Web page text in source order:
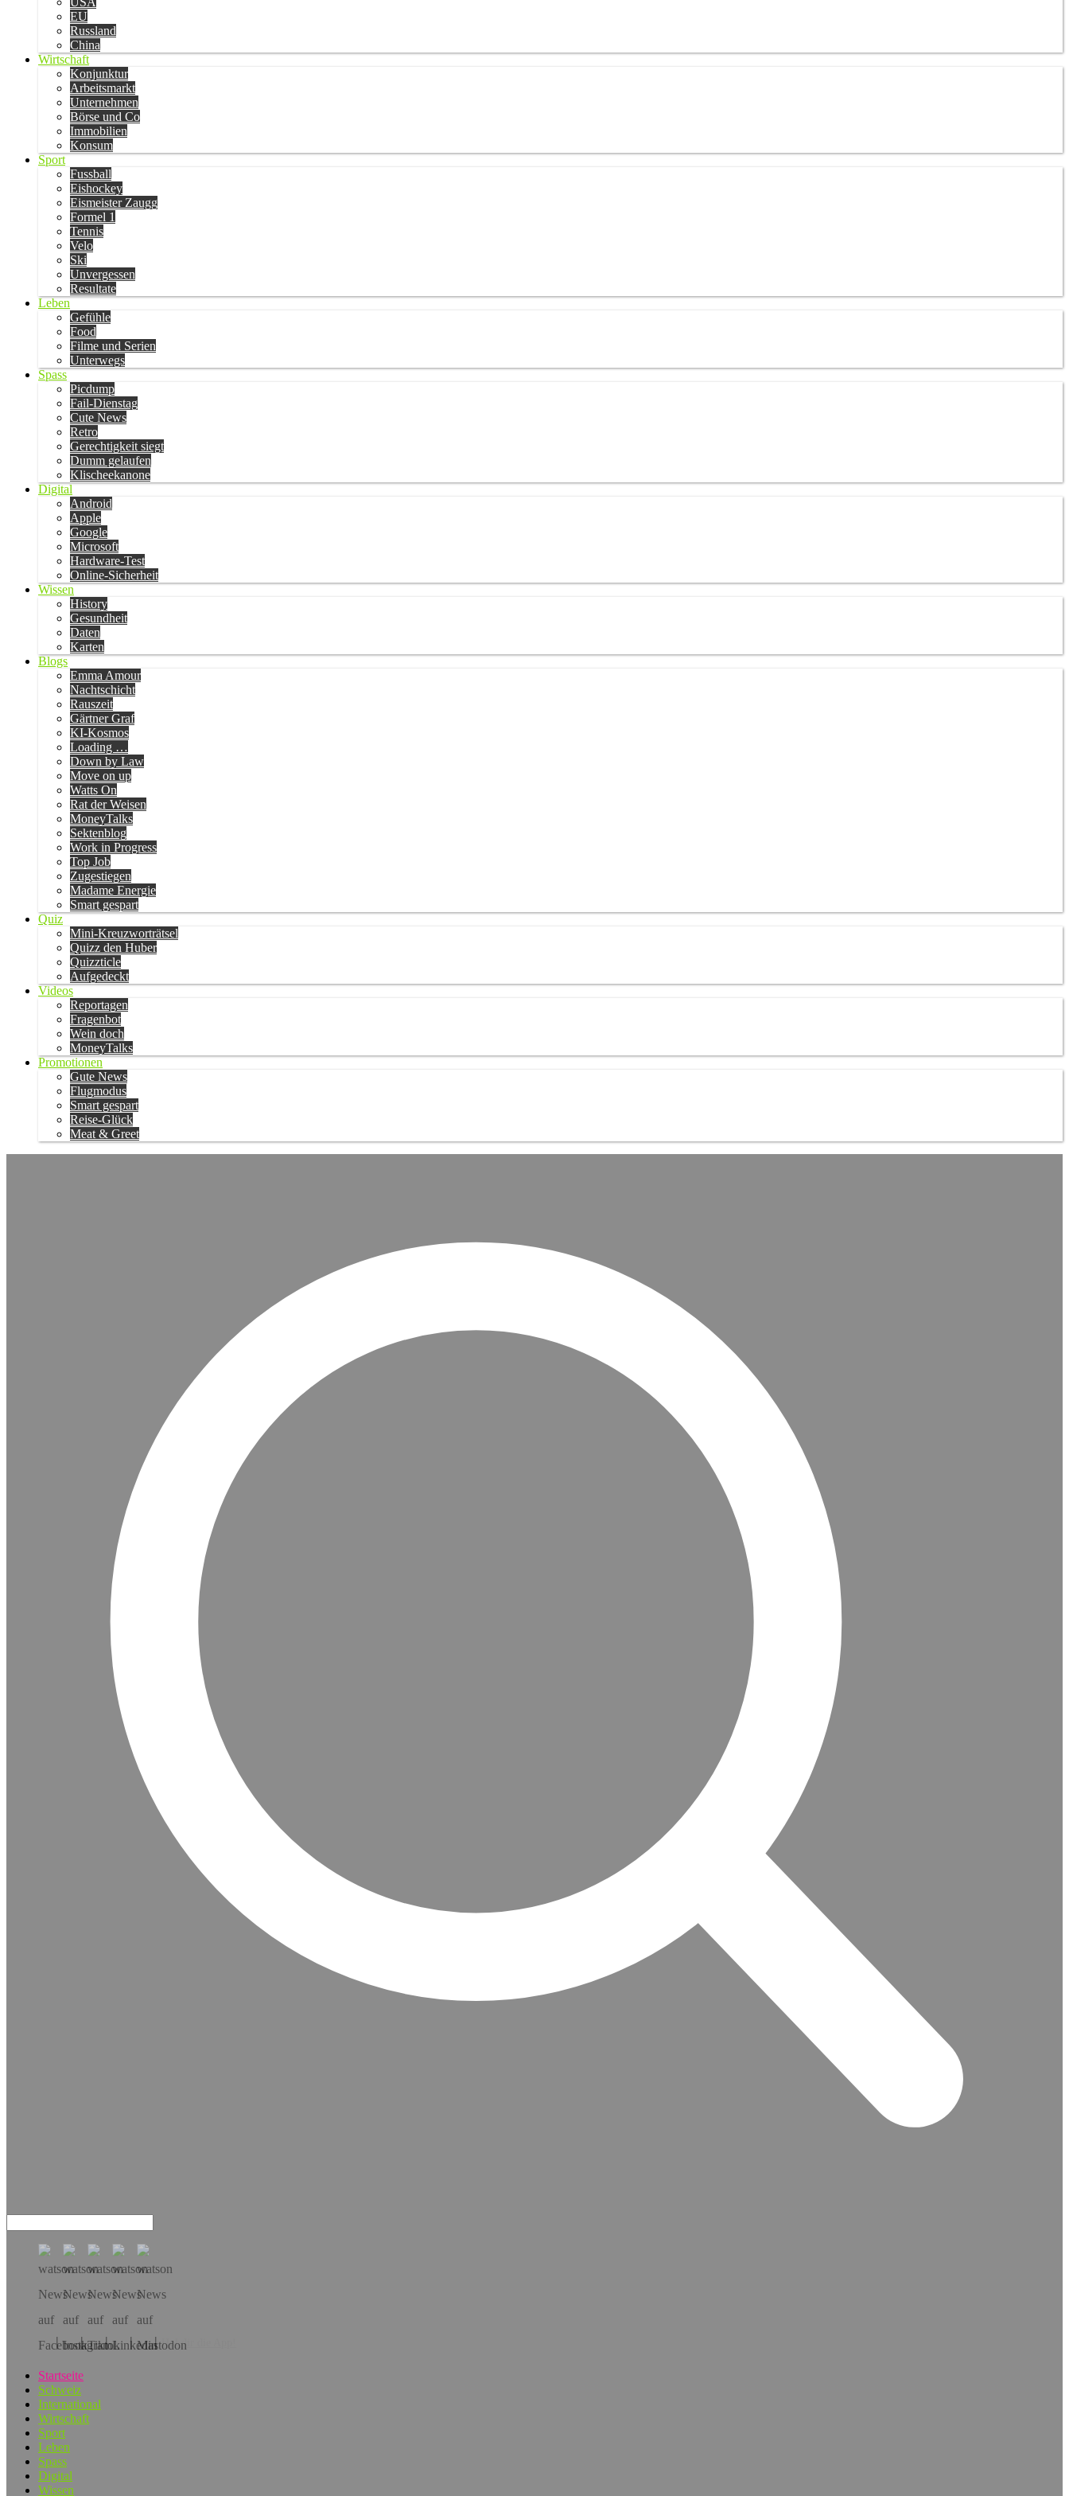
EU
Russland
China
Wirtschaft
Konjunktur
Arbeitsmarkt
Unternehmen
Börse und Co
Immobilien
Konsum
Sport
Fussball
Eishockey
Eismeister Zaugg
Formel 1
Tennis
Velo
Ski
Unvergessen
Resultate
Leben
Gefühle
Food
Filme und Serien
Unterwegs
Spass
Picdump
Fail-Dienstag
Cute News
Retro
Gerechtigkeit siegt
Dumm gelaufen
Klischeekanone
Digital
Android
Apple
Google
Microsoft
Hardware-Test
Online-Sicherheit
Wissen
History
Gesundheit
Daten
Karten
Blogs
Emma Amour
Nachtschicht
Rauszeit
Gärtner Graf
KI-Kosmos
Loading …
Down by Law
Move on up
Watts On
Rat der Weisen
MoneyTalks
Sektenblog
Work in Progress
Top Job
Zugestiegen
Madame Energie
Smart gespart
Quiz
Mini-Kreuzworträtsel
Quizz den Huber
Quizzticle
Aufgedeckt
Videos
Reportagen
Fragenbot
Wein doch
MoneyTalks
Promotionen
Gute News
Flugmodus
Smart gespart
Reise-Glück
Meat & Greet
Hol dir die App!
Startseite
Schweiz
International
Wirtschaft
Sport
Leben
Spass
Digital
Wissen